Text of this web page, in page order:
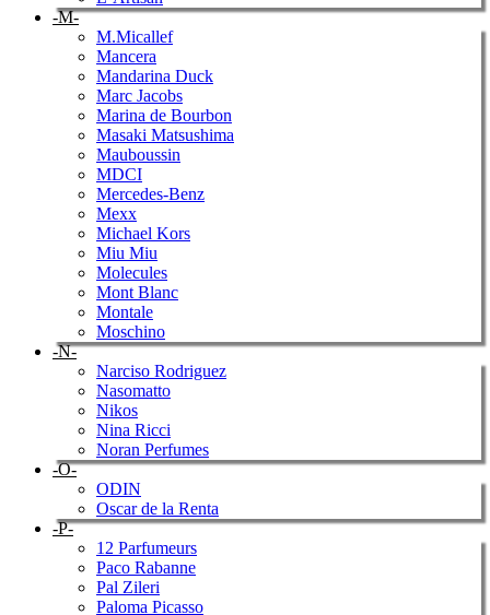
-M-
M.Micallef
Mancera
Mandarina Duck
Marc Jacobs
Marina de Bourbon
Masaki Matsushima
Mauboussin
MDCI
Mercedes-Benz
Mexx
Michael Kors
Miu Miu
Molecules
Mont Blanc
Montale
Moschino
-N-
Narciso Rodriguez
Nasomatto
Nikos
Nina Ricci
Noran Perfumes
-O-
ODIN
Oscar de la Renta
-P-
12 Parfumeurs
Paco Rabanne
Pal Zileri
Paloma Picasso